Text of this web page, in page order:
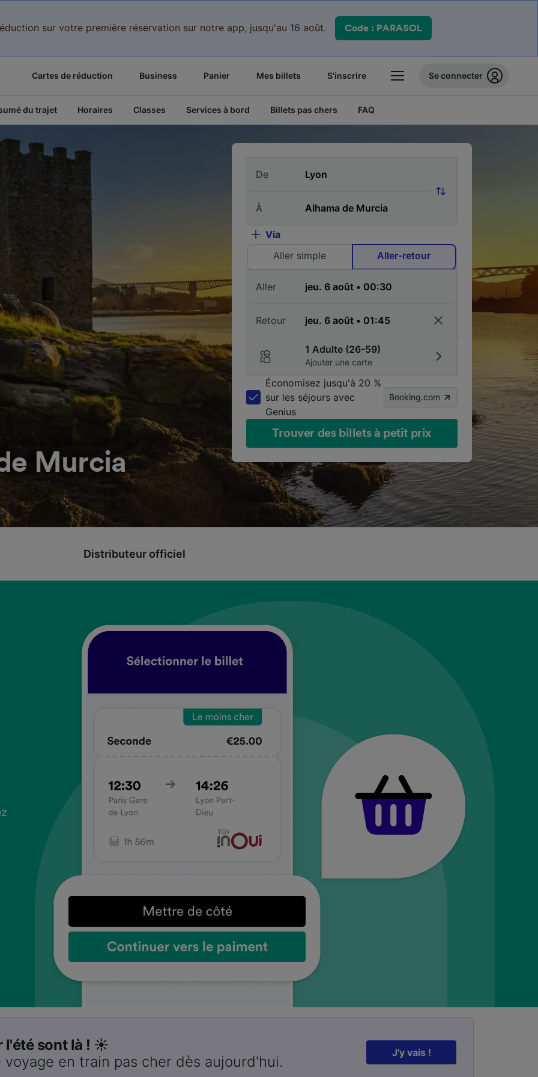
sur votre première réservation sur notre app, jusqu'au 16 août. Code : PARASOL
Cartes de réduction Business Panier Mes billets S'inscrire Se connecter
du trajet Horaires Classes Services à bord Billets pas chers FAQ
Murcia
De
À
Via
Aller simple
Aller-retour
Aller
Retour
1 Adulte (26-59)
Ajouter une carte
Économisez jusqu'à 20 %
sur les séjours avec
Genius
Booking.com
Trouver des billets à petit prix
Distributeur officiel
l'été sont là ! ☀️
voyage en train pas cher dès aujourd'hui.
J'y vais !